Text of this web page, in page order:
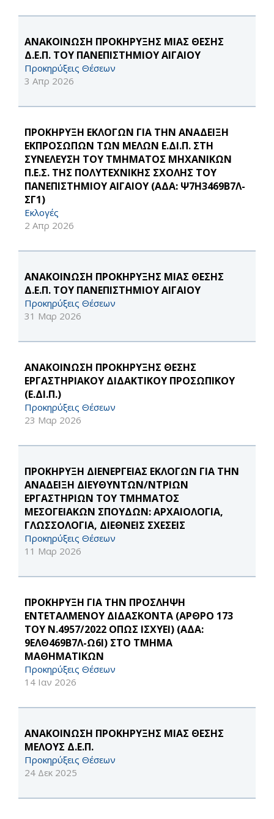
ΑΝΑΚΟΙΝΩΣΗ ΠΡΟΚΗΡΥΞΗΣ ΜΙΑΣ ΘΕΣΗΣ
Δ.Ε.Π. ΤΟΥ ΠΑΝΕΠΙΣΤΗΜΙΟΥ ΑΙΓΑΙΟΥ
Προκηρύξεις Θέσεων
3 Απρ 2026
ΠΡΟΚΗΡΥΞΗ ΕΚΛΟΓΩΝ ΓΙΑ ΤΗΝ ΑΝΑΔΕΙΞΗ
ΕΚΠΡΟΣΩΠΩΝ ΤΩΝ ΜΕΛΩΝ Ε.ΔΙ.Π. ΣΤΗ
ΣΥΝΕΛΕΥΣΗ ΤΟΥ ΤΜΗΜΑΤΟΣ ΜΗΧΑΝΙΚΩΝ
Π.Ε.Σ. ΤΗΣ ΠΟΛΥΤΕΧΝΙΚΗΣ ΣΧΟΛΗΣ ΤΟΥ
ΠΑΝΕΠΙΣΤΗΜΙΟΥ ΑΙΓΑΙΟΥ (ΑΔΑ: Ψ7Η3469Β7Λ-
ΣΓ1)
Εκλογές
2 Απρ 2026
ΑΝΑΚΟΙΝΩΣΗ ΠΡΟΚΗΡΥΞΗΣ ΜΙΑΣ ΘΕΣΗΣ
Δ.Ε.Π. ΤΟΥ ΠΑΝΕΠΙΣΤΗΜΙΟΥ ΑΙΓΑΙΟΥ
Προκηρύξεις Θέσεων
31 Μαρ 2026
ΑΝΑΚΟΙΝΩΣΗ ΠΡΟΚΗΡΥΞΗΣ ΘΕΣΗΣ
ΕΡΓΑΣΤΗΡΙΑΚΟΥ ΔΙΔΑΚΤΙΚΟΥ ΠΡΟΣΩΠΙΚΟΥ
(Ε.ΔΙ.Π.)
Προκηρύξεις Θέσεων
23 Μαρ 2026
ΠΡΟΚΗΡΥΞΗ ΔΙΕΝΕΡΓΕΙΑΣ ΕΚΛΟΓΩΝ ΓΙΑ ΤΗΝ
ΑΝΑΔΕΙΞΗ ΔΙΕΥΘΥΝΤΩΝ/ΝΤΡΙΩΝ
ΕΡΓΑΣΤΗΡΙΩΝ ΤΟΥ ΤΜΗΜΑΤΟΣ
ΜΕΣΟΓΕΙΑΚΩΝ ΣΠΟΥΔΩΝ: ΑΡΧΑΙΟΛΟΓΙΑ,
ΓΛΩΣΣΟΛΟΓΙΑ, ΔΙΕΘΝΕΙΣ ΣΧΕΣΕΙΣ
Προκηρύξεις Θέσεων
11 Μαρ 2026
ΠΡΟΚΗΡΥΞΗ ΓΙΑ ΤΗΝ ΠΡΟΣΛΗΨΗ
ΕΝΤΕΤΑΛΜΕΝΟΥ ΔΙΔΑΣΚΟΝΤΑ (ΑΡΘΡΟ 173
ΤΟΥ Ν.4957/2022 ΟΠΩΣ ΙΣΧΥΕΙ) (ΑΔΑ:
9ΕΛΘ469Β7Λ-Ω6Ι) ΣΤΟ ΤΜΗΜΑ
ΜΑΘΗΜΑΤΙΚΩΝ
Προκηρύξεις Θέσεων
14 Ιαν 2026
ΑΝΑΚΟΙΝΩΣΗ ΠΡΟΚΗΡΥΞΗΣ ΜΙΑΣ ΘΕΣΗΣ
ΜΕΛΟΥΣ Δ.Ε.Π.
Προκηρύξεις Θέσεων
24 Δεκ 2025